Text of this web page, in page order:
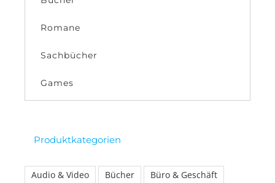
Romane
Sachbücher
Games
Produktkategorien
Audio & Video Bücher
Büro & Geschäft